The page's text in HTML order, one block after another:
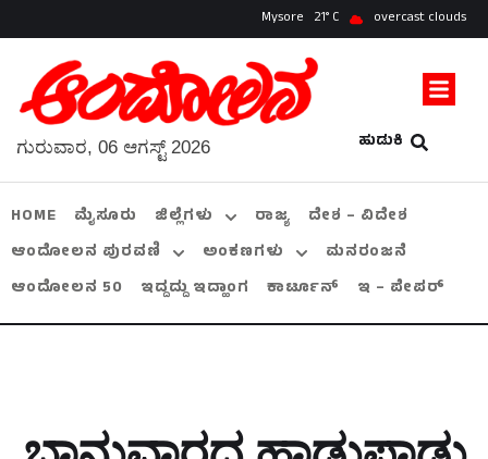
Mysore 21 overcast clouds
ಹುಡುಕಿ
ಗುರುವಾರ, 06 ಆಗಸ್ಟ್ 2026
HOME ಮೈಸೂರು ಜಿಲ್ಲೆಗಳು ರಾಜ್ಯ
ದೇಶ – ವಿದೇಶ
ಆಂದೋಲನ ಪುರವಣಿ
ಅಂಕಣಗಳು
ಮನರಂಜನೆ
ಆಂದೋಲನ 50
ಇದ್ದದ್ದು ಇದ್ಹಾಂಗ ಕಾರ್ಟೂನ್ ಇ – ಪೇಪರ್